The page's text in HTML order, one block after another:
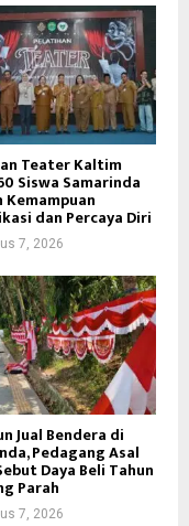
Teater Kaltim
Siswa Samarinda
Kemampuan
dan Percaya Diri
7, 2026
Jual Bendera di
Pedagang Asal
Daya Beli Tahun
Parah
7, 2026